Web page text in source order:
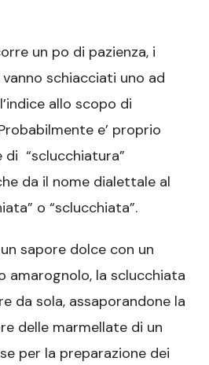
un po di pazienza, i
schiacciati uno ad
allo scopo di
e’ proprio
di “sclucchiatura”
da il nome dialettale al
o “sclucchiata”.
sapore dolce con un
amarognolo, la sclucchiata
da sola, assaporandone la
delle marmellate di un
per la preparazione dei